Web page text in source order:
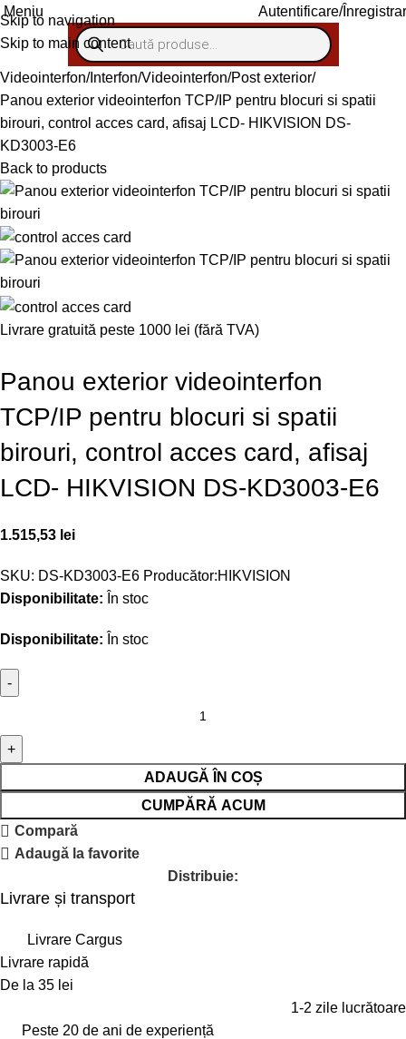
Skip to navigation
Skip to main content
Meniu Autentificare/
Videointerfon/Interfon Videointerfon Post exterior
Panou exterior videointerfon TCP/IP pentru blocuri si spatii
birouri, control acces card, afisaj LCD- HIKVISION DS-
KD3003-E6
Back to products
Livrare gratuită peste 1000 lei (fără TVA)
Panou exterior videointerfon
TCP/IP pentru blocuri si spatii
birouri, control acces card, afisaj
LCD- HIKVISION DS-KD3003-E6
1.515,53 lei
SKU: DS-KD3003-E6 Producător:HIKVISION
Disponibilitate: În stoc
Disponibilitate: În stoc
ADAUGĂ ÎN COȘ
CUMPĂRĂ ACUM
Compară
Adaugă la favorite
Distribuie:
Livrare și transport
Livrare Cargus
Livrare rapidă
De la 35 lei
1-2 zile lucrătoare
Peste 20 de ani de experiență